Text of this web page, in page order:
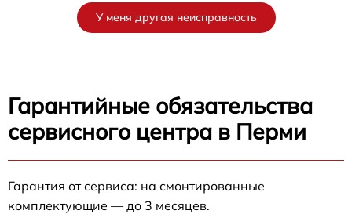
У меня другая неисправность
Гарантийные обязательства
сервисного центра в Перми
Гарантия от сервиса: на смонтированные
комплектующие — до 3 месяцев.